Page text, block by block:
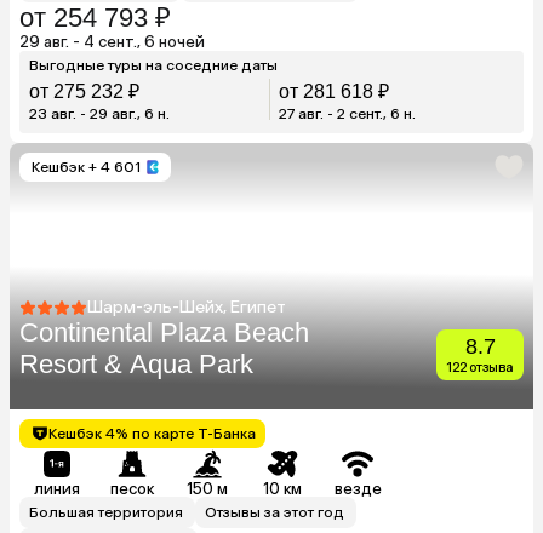
от 254 793 ₽
29 авг. - 4 сент., 6 ночей
Выгодные туры на соседние даты
от 275 232 ₽
23 авг. - 29 авг., 6 н.
от 281 618 ₽
27 авг. - 2 сент., 6 н.
Кешбэк + 4 601
Шарм-эль-Шейх, Египет
Continental Plaza Beach
Resort & Aqua Park
8.7
122 отзыва
Кешбэк 4% по карте Т-Банка
линия песок 150 м 10 км везде
Большая территория
Отзывы за этот год